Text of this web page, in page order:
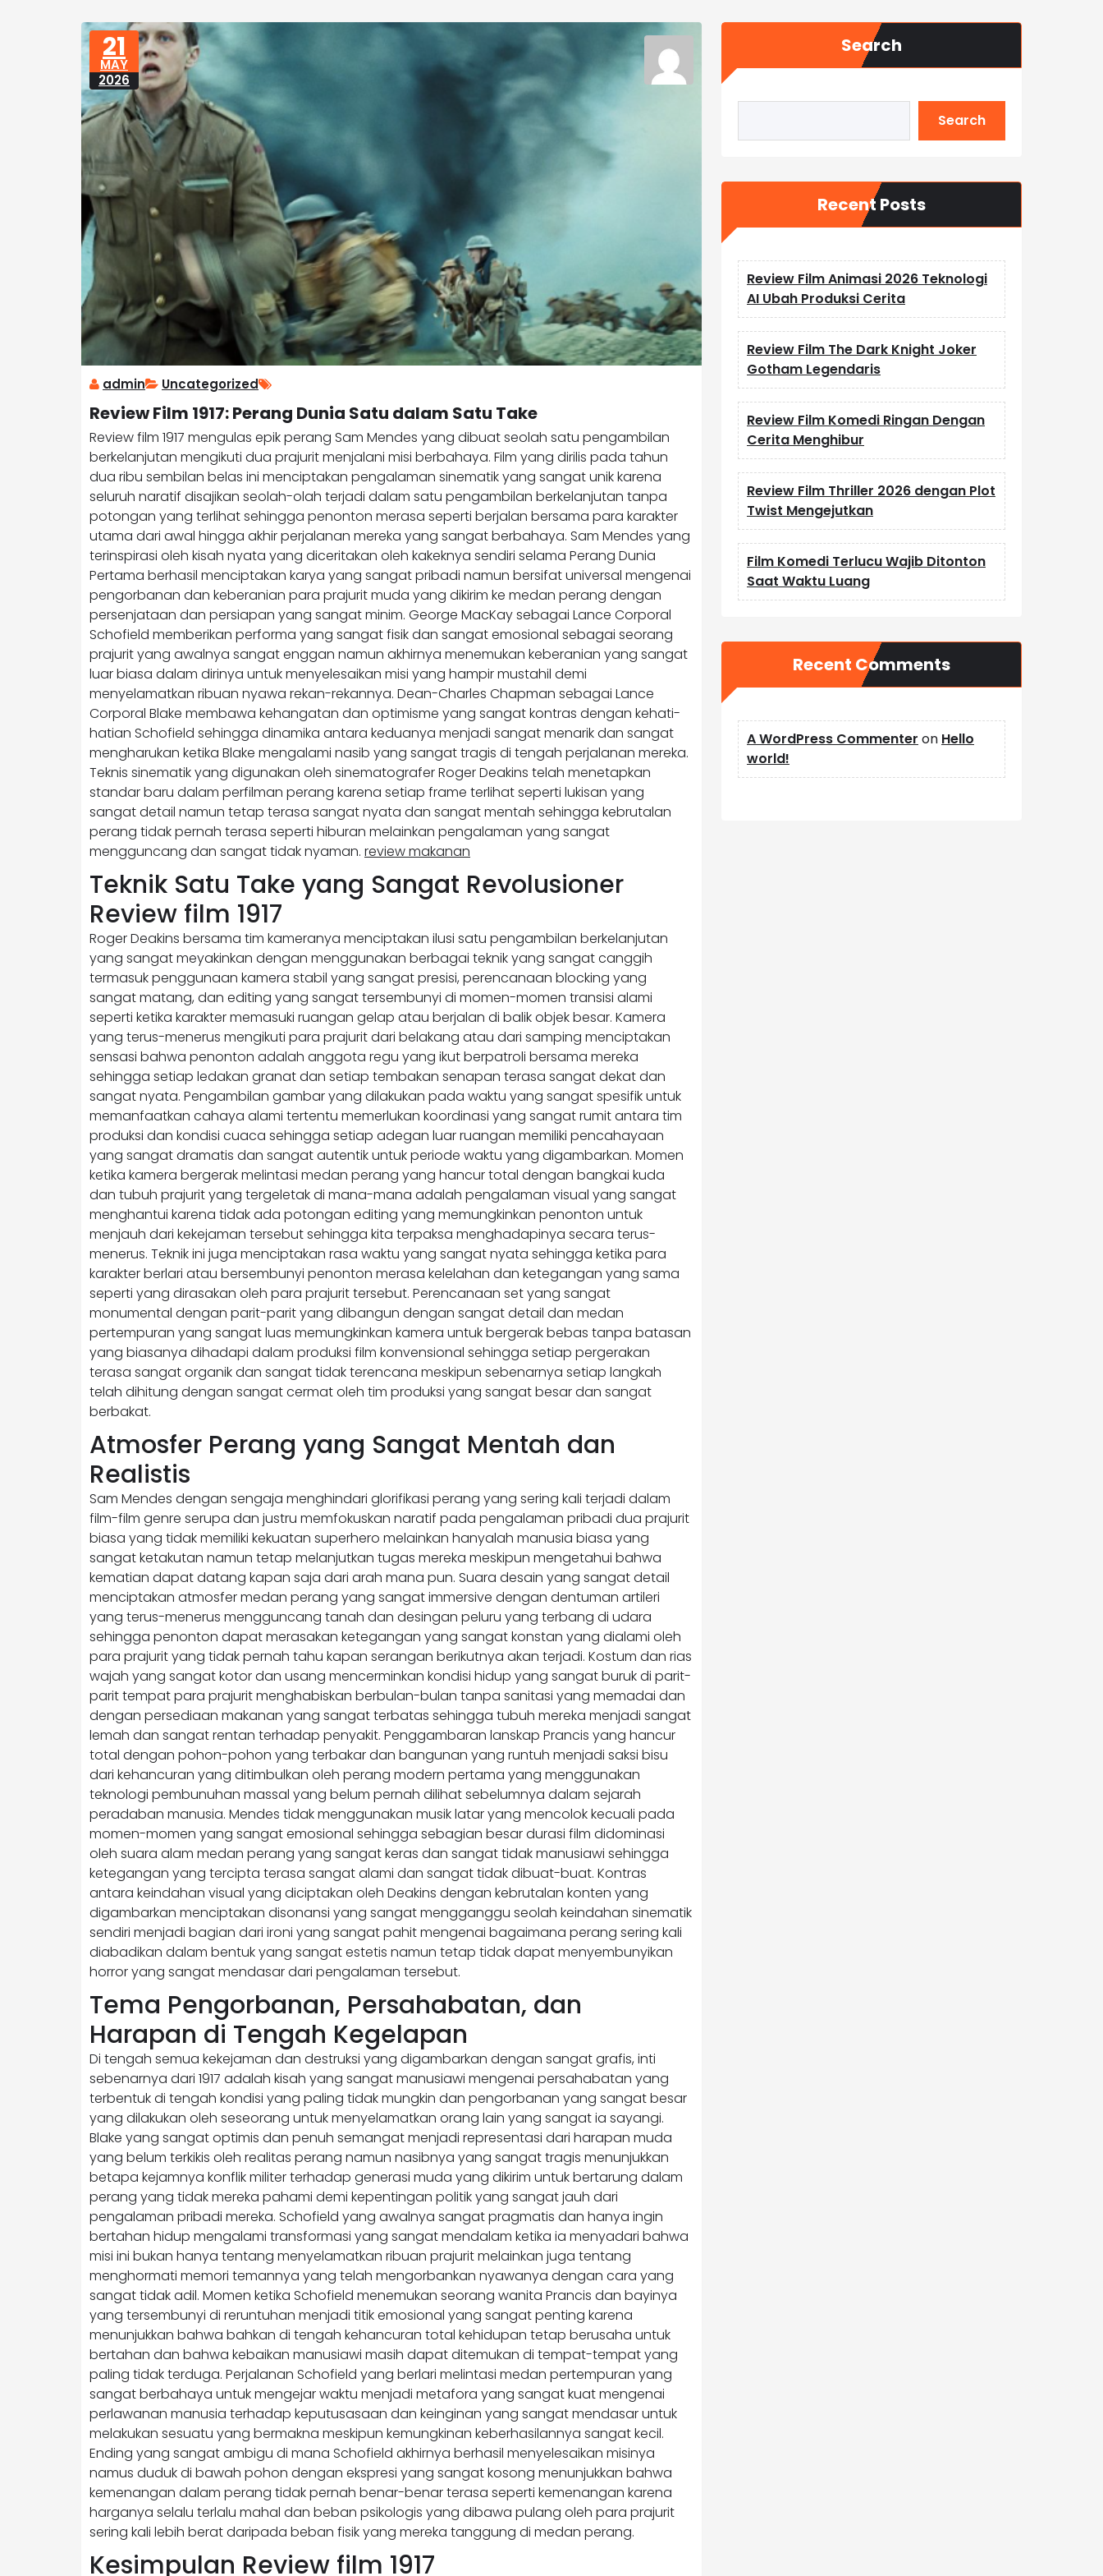
21
MAY
2026
admin Uncategorized
Review Film 1917: Perang Dunia Satu dalam Satu Take
Review film 1917 mengulas epik perang Sam Mendes yang dibuat seolah satu pengambilan
berkelanjutan mengikuti dua prajurit menjalani misi berbahaya. Film yang dirilis pada tahun
dua ribu sembilan belas ini menciptakan pengalaman sinematik yang sangat unik karena
seluruh naratif disajikan seolah-olah terjadi dalam satu pengambilan berkelanjutan tanpa
potongan yang terlihat sehingga penonton merasa seperti berjalan bersama para karakter
utama dari awal hingga akhir perjalanan mereka yang sangat berbahaya. Sam Mendes yang
terinspirasi oleh kisah nyata yang diceritakan oleh kakeknya sendiri selama Perang Dunia
Pertama berhasil menciptakan karya yang sangat pribadi namun bersifat universal mengenai
pengorbanan dan keberanian para prajurit muda yang dikirim ke medan perang dengan
persenjataan dan persiapan yang sangat minim. George MacKay sebagai Lance Corporal
Schofield memberikan performa yang sangat fisik dan sangat emosional sebagai seorang
prajurit yang awalnya sangat enggan namun akhirnya menemukan keberanian yang sangat
luar biasa dalam dirinya untuk menyelesaikan misi yang hampir mustahil demi
menyelamatkan ribuan nyawa rekan-rekannya. Dean-Charles Chapman sebagai Lance
Corporal Blake membawa kehangatan dan optimisme yang sangat kontras dengan kehati-
hatian Schofield sehingga dinamika antara keduanya menjadi sangat menarik dan sangat
mengharukan ketika Blake mengalami nasib yang sangat tragis di tengah perjalanan mereka.
Teknis sinematik yang digunakan oleh sinematografer Roger Deakins telah menetapkan
standar baru dalam perfilman perang karena setiap frame terlihat seperti lukisan yang
sangat detail namun tetap terasa sangat nyata dan sangat mentah sehingga kebrutalan
perang tidak pernah terasa seperti hiburan melainkan pengalaman yang sangat
mengguncang dan sangat tidak nyaman. review makanan
Teknik Satu Take yang Sangat Revolusioner
Review film 1917
Roger Deakins bersama tim kameranya menciptakan ilusi satu pengambilan berkelanjutan
yang sangat meyakinkan dengan menggunakan berbagai teknik yang sangat canggih
termasuk penggunaan kamera stabil yang sangat presisi, perencanaan blocking yang
sangat matang, dan editing yang sangat tersembunyi di momen-momen transisi alami
seperti ketika karakter memasuki ruangan gelap atau berjalan di balik objek besar. Kamera
yang terus-menerus mengikuti para prajurit dari belakang atau dari samping menciptakan
sensasi bahwa penonton adalah anggota regu yang ikut berpatroli bersama mereka
sehingga setiap ledakan granat dan setiap tembakan senapan terasa sangat dekat dan
sangat nyata. Pengambilan gambar yang dilakukan pada waktu yang sangat spesifik untuk
memanfaatkan cahaya alami tertentu memerlukan koordinasi yang sangat rumit antara tim
produksi dan kondisi cuaca sehingga setiap adegan luar ruangan memiliki pencahayaan
yang sangat dramatis dan sangat autentik untuk periode waktu yang digambarkan. Momen
ketika kamera bergerak melintasi medan perang yang hancur total dengan bangkai kuda
dan tubuh prajurit yang tergeletak di mana-mana adalah pengalaman visual yang sangat
menghantui karena tidak ada potongan editing yang memungkinkan penonton untuk
menjauh dari kekejaman tersebut sehingga kita terpaksa menghadapinya secara terus-
menerus. Teknik ini juga menciptakan rasa waktu yang sangat nyata sehingga ketika para
karakter berlari atau bersembunyi penonton merasa kelelahan dan ketegangan yang sama
seperti yang dirasakan oleh para prajurit tersebut. Perencanaan set yang sangat
monumental dengan parit-parit yang dibangun dengan sangat detail dan medan
pertempuran yang sangat luas memungkinkan kamera untuk bergerak bebas tanpa batasan
yang biasanya dihadapi dalam produksi film konvensional sehingga setiap pergerakan
terasa sangat organik dan sangat tidak terencana meskipun sebenarnya setiap langkah
telah dihitung dengan sangat cermat oleh tim produksi yang sangat besar dan sangat
berbakat.
Atmosfer Perang yang Sangat Mentah dan
Realistis
Sam Mendes dengan sengaja menghindari glorifikasi perang yang sering kali terjadi dalam
film-film genre serupa dan justru memfokuskan naratif pada pengalaman pribadi dua prajurit
biasa yang tidak memiliki kekuatan superhero melainkan hanyalah manusia biasa yang
sangat ketakutan namun tetap melanjutkan tugas mereka meskipun mengetahui bahwa
kematian dapat datang kapan saja dari arah mana pun. Suara desain yang sangat detail
menciptakan atmosfer medan perang yang sangat immersive dengan dentuman artileri
yang terus-menerus mengguncang tanah dan desingan peluru yang terbang di udara
sehingga penonton dapat merasakan ketegangan yang sangat konstan yang dialami oleh
para prajurit yang tidak pernah tahu kapan serangan berikutnya akan terjadi. Kostum dan rias
wajah yang sangat kotor dan usang mencerminkan kondisi hidup yang sangat buruk di parit-
parit tempat para prajurit menghabiskan berbulan-bulan tanpa sanitasi yang memadai dan
dengan persediaan makanan yang sangat terbatas sehingga tubuh mereka menjadi sangat
lemah dan sangat rentan terhadap penyakit. Penggambaran lanskap Prancis yang hancur
total dengan pohon-pohon yang terbakar dan bangunan yang runtuh menjadi saksi bisu
dari kehancuran yang ditimbulkan oleh perang modern pertama yang menggunakan
teknologi pembunuhan massal yang belum pernah dilihat sebelumnya dalam sejarah
peradaban manusia. Mendes tidak menggunakan musik latar yang mencolok kecuali pada
momen-momen yang sangat emosional sehingga sebagian besar durasi film didominasi
oleh suara alam medan perang yang sangat keras dan sangat tidak manusiawi sehingga
ketegangan yang tercipta terasa sangat alami dan sangat tidak dibuat-buat. Kontras
antara keindahan visual yang diciptakan oleh Deakins dengan kebrutalan konten yang
digambarkan menciptakan disonansi yang sangat mengganggu seolah keindahan sinematik
sendiri menjadi bagian dari ironi yang sangat pahit mengenai bagaimana perang sering kali
diabadikan dalam bentuk yang sangat estetis namun tetap tidak dapat menyembunyikan
horror yang sangat mendasar dari pengalaman tersebut.
Tema Pengorbanan, Persahabatan, dan
Harapan di Tengah Kegelapan
Di tengah semua kekejaman dan destruksi yang digambarkan dengan sangat grafis, inti
sebenarnya dari 1917 adalah kisah yang sangat manusiawi mengenai persahabatan yang
terbentuk di tengah kondisi yang paling tidak mungkin dan pengorbanan yang sangat besar
yang dilakukan oleh seseorang untuk menyelamatkan orang lain yang sangat ia sayangi.
Blake yang sangat optimis dan penuh semangat menjadi representasi dari harapan muda
yang belum terkikis oleh realitas perang namun nasibnya yang sangat tragis menunjukkan
betapa kejamnya konflik militer terhadap generasi muda yang dikirim untuk bertarung dalam
perang yang tidak mereka pahami demi kepentingan politik yang sangat jauh dari
pengalaman pribadi mereka. Schofield yang awalnya sangat pragmatis dan hanya ingin
bertahan hidup mengalami transformasi yang sangat mendalam ketika ia menyadari bahwa
misi ini bukan hanya tentang menyelamatkan ribuan prajurit melainkan juga tentang
menghormati memori temannya yang telah mengorbankan nyawanya dengan cara yang
sangat tidak adil. Momen ketika Schofield menemukan seorang wanita Prancis dan bayinya
yang tersembunyi di reruntuhan menjadi titik emosional yang sangat penting karena
menunjukkan bahwa bahkan di tengah kehancuran total kehidupan tetap berusaha untuk
bertahan dan bahwa kebaikan manusiawi masih dapat ditemukan di tempat-tempat yang
paling tidak terduga. Perjalanan Schofield yang berlari melintasi medan pertempuran yang
sangat berbahaya untuk mengejar waktu menjadi metafora yang sangat kuat mengenai
perlawanan manusia terhadap keputusasaan dan keinginan yang sangat mendasar untuk
melakukan sesuatu yang bermakna meskipun kemungkinan keberhasilannya sangat kecil.
Ending yang sangat ambigu di mana Schofield akhirnya berhasil menyelesaikan misinya
namus duduk di bawah pohon dengan ekspresi yang sangat kosong menunjukkan bahwa
kemenangan dalam perang tidak pernah benar-benar terasa seperti kemenangan karena
harganya selalu terlalu mahal dan beban psikologis yang dibawa pulang oleh para prajurit
sering kali lebih berat daripada beban fisik yang mereka tanggung di medan perang.
Kesimpulan Review film 1917
Search
Search
Recent Posts
Review Film Animasi 2026 Teknologi
AI Ubah Produksi Cerita
Review Film The Dark Knight Joker
Gotham Legendaris
Review Film Komedi Ringan Dengan
Cerita Menghibur
Review Film Thriller 2026 dengan Plot
Twist Mengejutkan
Film Komedi Terlucu Wajib Ditonton
Saat Waktu Luang
Recent Comments
A WordPress Commenter on Hello
world!